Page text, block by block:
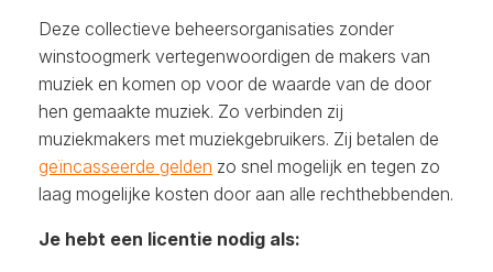
Deze collectieve beheersorganisaties zonder
winstoogmerk vertegenwoordigen de makers van
muziek en komen op voor de waarde van de door
hen gemaakte muziek. Zo verbinden zij
muziekmakers met muziekgebruikers. Zij betalen de
geïncasseerde gelden zo snel mogelijk en tegen zo
laag mogelijke kosten door aan alle rechthebbenden.
Je hebt een licentie nodig als: